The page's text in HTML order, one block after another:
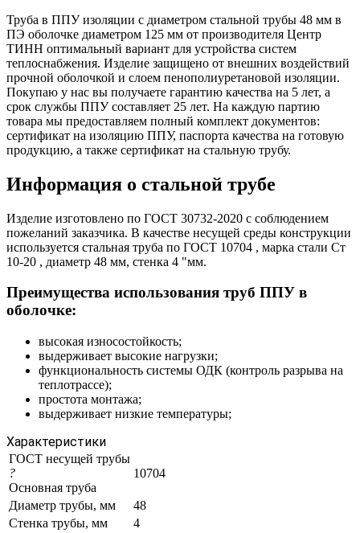
Труба в ППУ изоляции с диаметром стальной трубы 48 мм в
ПЭ оболочке диаметром 125 мм от производителя Центр
ТИНН оптимальный вариант для устройства систем
теплоснабжения. Изделие защищено от внешних воздействий
прочной оболочкой и слоем пенополиуретановой изоляции.
Покупаю у нас вы получаете гарантию качества на 5 лет, а
срок службы ППУ составляет 25 лет. На каждую партию
товара мы предоставляем полный комплект документов:
сертификат на изоляцию ППУ, паспорта качества на готовую
продукцию, а также сертификат на стальную трубу.
Информация о стальной трубе
Изделие изготовлено по ГОСТ 30732-2020 с соблюдением
пожеланий заказчика. В качестве несущей среды конструкции
используется стальная труба по ГОСТ 10704 , марка стали Ст
10-20 , диаметр 48 мм, стенка 4 "мм.
Преимущества использования труб ППУ в
оболочке:
высокая износостойкость;
выдерживает высокие нагрузки;
функциональность системы ОДК (контроль разрыва на
теплотрассе);
простота монтажа;
выдерживает низкие температуры;
Характеристики
ГОСТ несущей трубы
?
Основная труба
10704
Диаметр трубы, мм
48
Стенка трубы, мм
4